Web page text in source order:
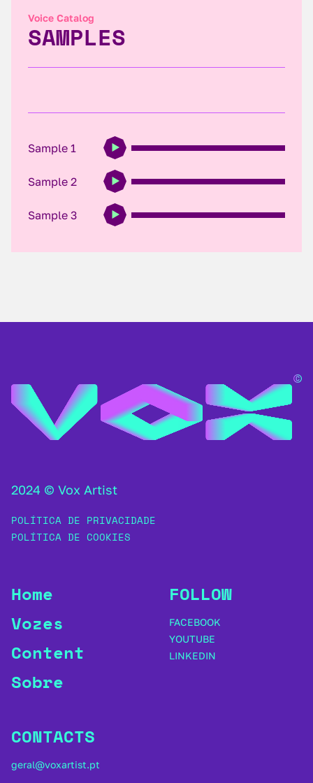
Voice Catalog
SAMPLES
Sample 1
Sample 2
Sample 3
2024 © Vox Artist
POLÍTICA DE PRIVACIDADE
POLÍTICA DE COOKIES
Home
Vozes
Content
Sobre
FOLLOW
FACEBOOK
YOUTUBE
LINKEDIN
CONTACTS
geral@voxartist.pt